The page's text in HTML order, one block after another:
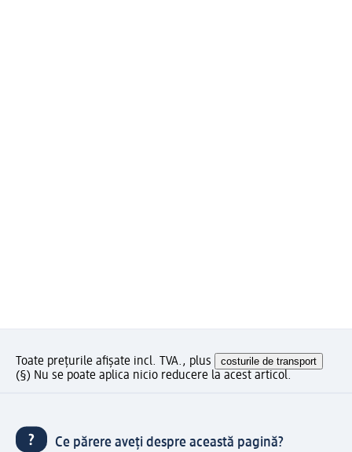
Toate prețurile afișate incl. TVA., plus costurile de transport
(§) Nu se poate aplica nicio reducere la acest articol.
Ce părere aveți despre această pagină?